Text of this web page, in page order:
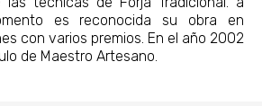
es reconocida su obra en
con varios premios. En el año 2002
de Maestro Artesano.